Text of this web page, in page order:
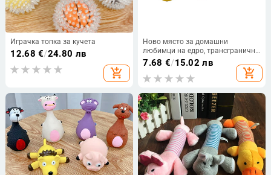
Играчка топка за кучета
12.68 €/24.80 лв
add_shopping_cart
Ново място за домашни
любимци на едро, трансгранична
фабрика, звук от латекс,
анимация, устойчива на
ухапване, взаимодействие с
7.68 €/15.02 лв
add_shopping_cart